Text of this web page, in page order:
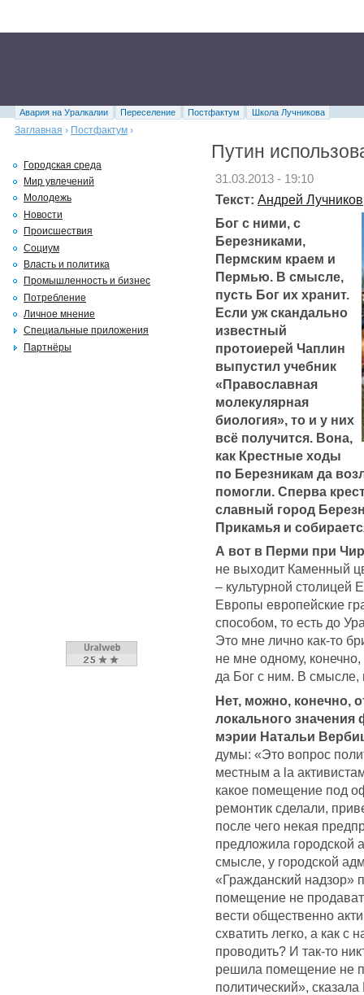
Авария на Уралкалии Переселение Постфактум
Школа Лучникова
Заглавная › Постфактум ›
Путин
31.03.2013 - 19:10
Текст: Андрей Лучников
Бог с ними, с
Березниками,
Пермским краем и
Пермью. В смысле,
пусть Бог их хранит.
Если уж скандально
известный
протоиерей Чаплин
выпустил учебник
«Православная
молекулярная
биология», то и у них
всё получится. Вона,
как Крестные ходы
по Березникам да
помогли. Сперва
славный город
Прикамья и
А вот в Перми при
не выходит Каменный
– культурной столицей
Европы европейские
способом, то есть до
Это мне лично как-то
не мне одному,
да Бог с ним. В смысле,
Нет, можно, конечно,
локального значения
мэрии Натальи
думы: «Это вопрос
местным а la
какое помещение под
ремонтик сделали,
после чего некая
предложила городской
смысле, у городской
«Гражданский надзор»
помещение не
вести общественно
схватить легко, а как с
проводить? И так-то
решила помещение не
политический»,
Городская среда
Мир увлечений
Молодежь
Новости
Происшествия
Социум
Власть и политика
Промышленность и бизнес
Потребление
Личное мнение
Специальные приложения
Партнёры